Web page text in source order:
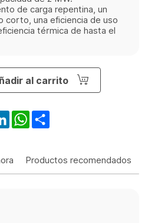
de carga repentina, un
corto, una eficiencia de uso
térmica de hasta el
al carrito
LinkedInWhatsApp
Productos recomendados